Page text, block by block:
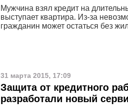
Мужчина взял кредит на
выступает квартира. Из-за
гражданин может остаться без
31 марта 2015, 17:09
Защита от кредитного
разработали новый